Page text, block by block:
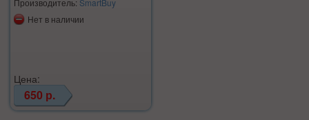
Производитель: SmartBuy
Нет в наличии
Цена:
650 р.